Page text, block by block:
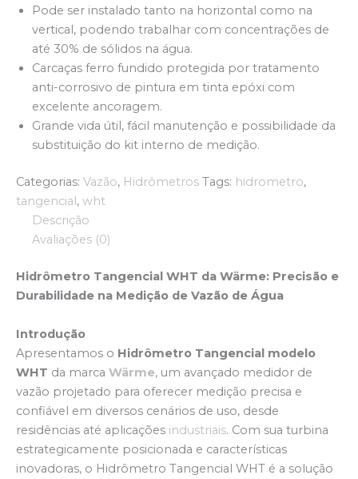
Pode ser instalado tanto na horizontal como na
vertical, podendo trabalhar com concentrações de
até 30% de sólidos na água.
Carcaças ferro fundido protegida por tratamento
anti-corrosivo de pintura em tinta epóxi com
excelente ancoragem.
Grande vida útil, fácil manutenção e possibilidade da
substituição do kit interno de medição.
Categorias: Vazão, Hidrômetros Tags: hidrometro,
tangencial, wht
Descrição
Avaliações (0)
Hidrômetro Tangencial WHT da Wärme: Precisão e
Durabilidade na Medição de Vazão de Água
Introdução
Apresentamos o Hidrômetro Tangencial modelo
WHT da marca Wärme, um avançado medidor de
vazão projetado para oferecer medição precisa e
confiável em diversos cenários de uso, desde
residências até aplicações industriais. Com sua turbina
estrategicamente posicionada e características
inovadoras, o Hidrômetro Tangencial WHT é a solução